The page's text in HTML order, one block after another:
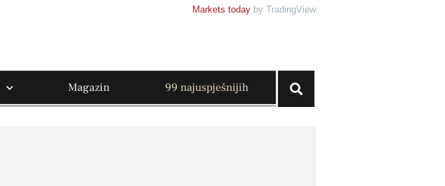
Markets today by TradingView
Magazin 99 najuspješnijih